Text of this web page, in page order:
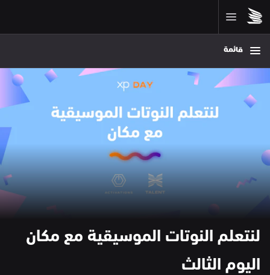
قائمة
اليوم الثالث